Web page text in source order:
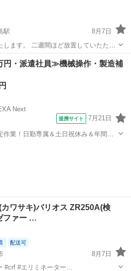
ン...
駅
8月7日
ます。 二週間ほど放置していたため
現在エンジンがかからない状態です。
走行できます。
ヤマハ
・派遣社員≫機械操作・製造補
Next
提携サイト 7月21日
業！日勤専属＆土日祝休み＆年間休
ワサキ)バリオス ZR250A(検
ファー …
配送可
8月7日
#crf #エリミネーター…